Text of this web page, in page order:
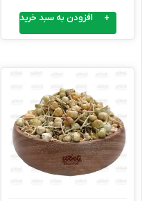
افزودن به سبد خرید